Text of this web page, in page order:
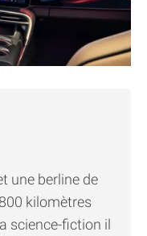
une berline de
kilomètres
science-fiction il